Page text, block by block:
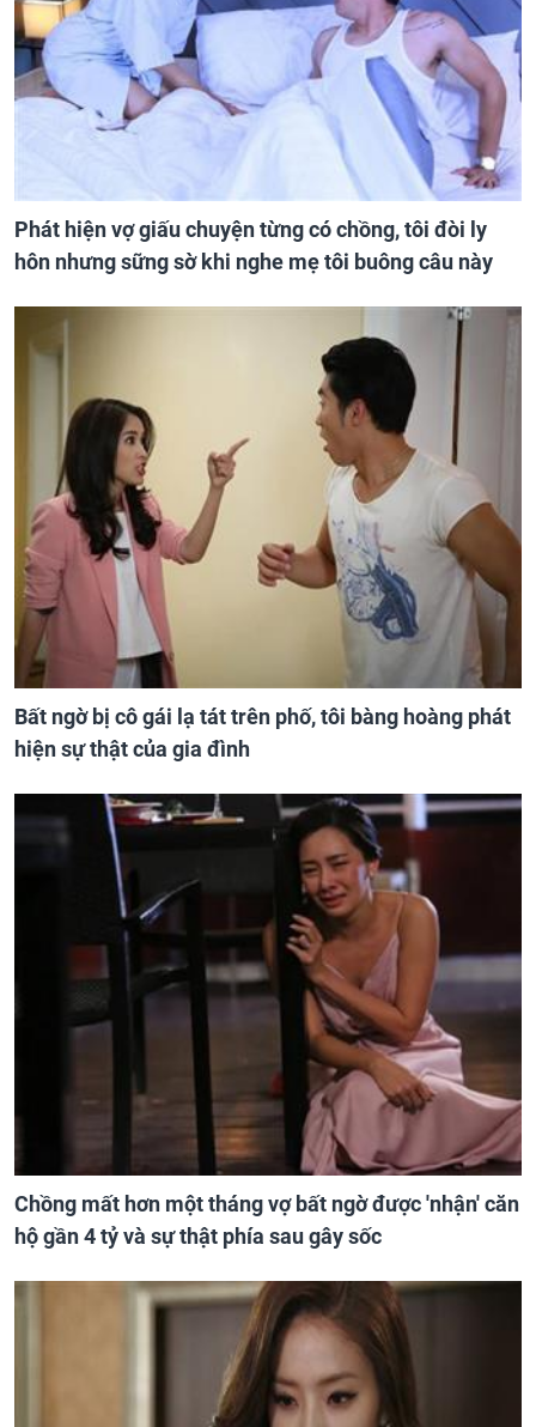
Phát hiện vợ giấu chuyện từng có chồng, tôi đòi ly
hôn nhưng sững sờ khi nghe mẹ tôi buông câu này
Bất ngờ bị cô gái lạ tát trên phố, tôi bàng hoàng phát
hiện sự thật của gia đình
Chồng mất hơn một tháng vợ bất ngờ được 'nhận' căn
hộ gần 4 tỷ và sự thật phía sau gây sốc